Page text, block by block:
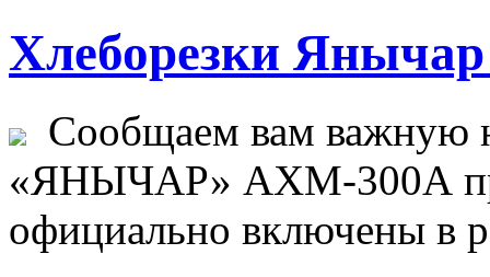
Хлеборезки Янычар
Сообщаем вам важную
«ЯНЫЧАР» АХМ-300А
официально включены в